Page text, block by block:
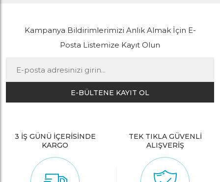
Kampanya Bildirimlerimizi Anlık Almak İçin E-
Posta Listemize Kayıt Olun
E-BÜLTENE KAYIT OL
3 İŞ GÜNÜ İÇERİSİNDE
KARGO
TEK TIKLA GÜVENLİ
ALIŞVERİŞ